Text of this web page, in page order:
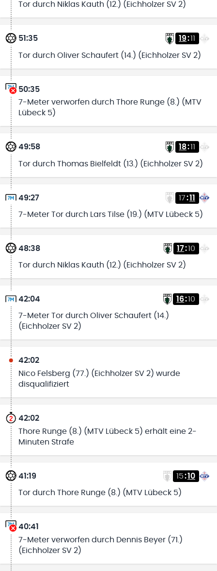
Tor durch Niklas Kauth (12.) (Eichholzer SV 2)
51:35 19:11
Tor durch Oliver Schaufert (14.) (Eichholzer SV 2)
50:35
7-Meter verworfen durch Thore Runge (8.) (MTV
Lübeck 5)
49:58 18:11
Tor durch Thomas Bielfeldt (13.) (Eichholzer SV 2)
49:27 17:11
7-Meter Tor durch Lars Tilse (19.) (MTV Lübeck 5)
48:38 17:10
Tor durch Niklas Kauth (12.) (Eichholzer SV 2)
42:04 16:10
7-Meter Tor durch Oliver Schaufert (14.)
(Eichholzer SV 2)
42:02
Nico Felsberg (77.) (Eichholzer SV 2) wurde
disqualifiziert
42:02
Thore Runge (8.) (MTV Lübeck 5) erhält eine 2-
Minuten Strafe
41:19 15:10
Tor durch Thore Runge (8.) (MTV Lübeck 5)
40:41
7-Meter verworfen durch Dennis Beyer (71.)
(Eichholzer SV 2)